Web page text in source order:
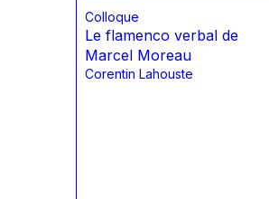
Colloque
Le flamenco verbal de
Marcel Moreau
Corentin Lahouste